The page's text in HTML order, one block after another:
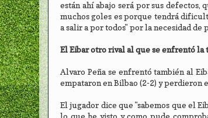
están ahí abajo será por sus defectos,
muchos goles es porque tendrá
a salir a por todos" por la necesidad de
El Eibar otro rival al que se enfrentó la
Alvaro Peña se enfrentó también al
empataron en Bilbao (2-2) y perdieron
El jugador dice que "sabemos que el